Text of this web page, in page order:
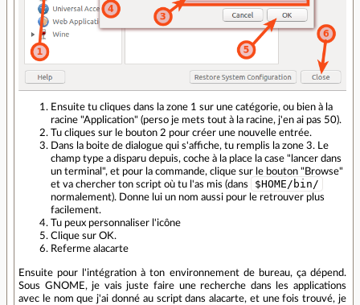
Ensuite tu cliques dans la zone 1 sur une catégorie, ou bien à la
racine "Application" (perso je mets tout à la racine, j'en ai pas 50).
Tu cliques sur le bouton 2 pour créer une nouvelle entrée.
Dans la boite de dialogue qui s'affiche, tu remplis la zone 3. Le
champ type a disparu depuis, coche à la place la case "lancer dans
un terminal", et pour la commande, clique sur le bouton "Browse"
et va chercher ton script où tu l'as mis (dans
$HOME/bin/
normalement). Donne lui un nom aussi pour le retrouver plus
facilement.
Tu peux personnaliser l'icône
Clique sur OK.
Referme alacarte
Ensuite pour l'intégration à ton environnement de bureau, ça dépend.
Sous GNOME, je vais juste faire une recherche dans les applications
avec le nom que j'ai donné au script dans alacarte, et une fois trouvé, je